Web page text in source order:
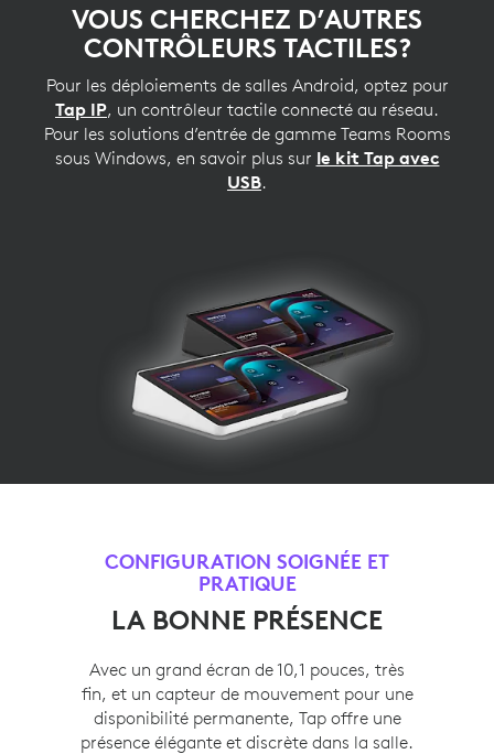
VOUS CHERCHEZ D’AUTRES
CONTRÔLEURS TACTILES?
Pour les déploiements de salles Android, optez pour
Tap IP, un contrôleur tactile connecté au réseau.
Pour les solutions d’entrée de gamme Teams Rooms
sous Windows, en savoir plus sur le kit Tap avec
USB.
CONFIGURATION SOIGNÉE ET
PRATIQUE
LA BONNE PRÉSENCE
Avec un grand écran de 10,1 pouces, très
fin, et un capteur de mouvement pour une
disponibilité permanente, Tap offre une
présence élégante et discrète dans la salle.